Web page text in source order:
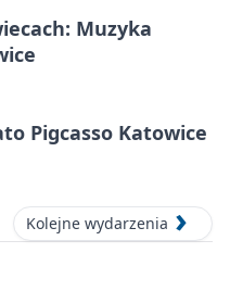
Muzyka
Pigcasso Katowice
Kolejne wydarzenia